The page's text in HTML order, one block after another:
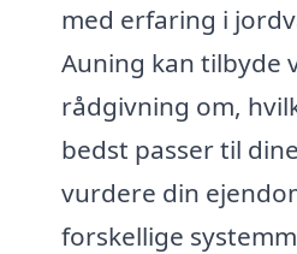
med erfaring i
Auning kan tilbyde
rådgivning om,
bedst passer til
vurdere din
forskellige